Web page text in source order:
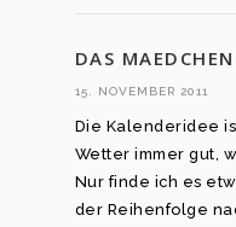
DAS MAEDCHEN
15. NOVEMBER 2011
Die Kalenderidee
Wetter immer gut,
Nur finde ich es
der Reihenfolge